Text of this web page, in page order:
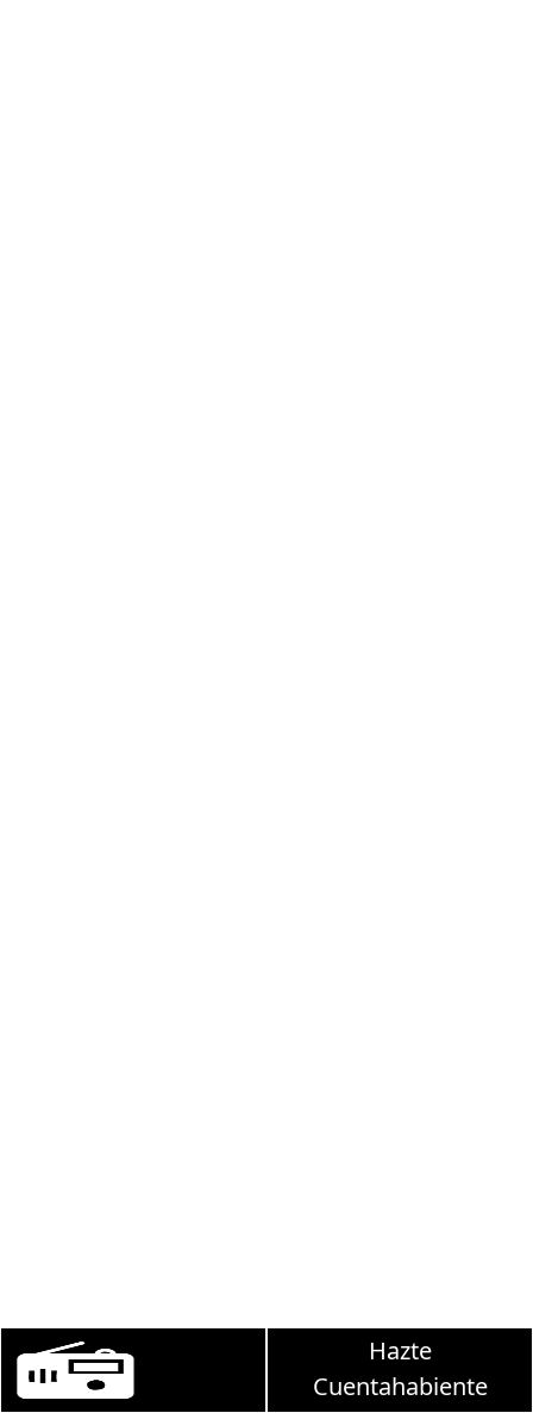
Martha Debayle en W, lunes a viernes
Hazte
Cuentahabiente